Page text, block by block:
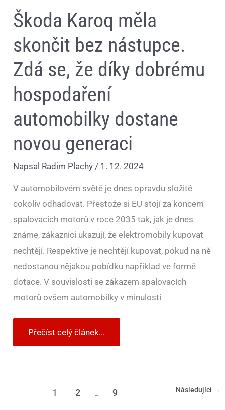
Škoda Karoq měla
skončit bez nástupce.
Zdá se, že díky dobrému
hospodaření
automobilky dostane
novou generaci
Napsal Radim Plachý/ 1. 12. 2024
V automobilovém světě je dnes opravdu složité
cokoliv odhadovat. Přestože si EU stojí za koncem
spalovacích motorů v roce 2035 tak, jak je dnes
známe, zákazníci ukazují, že elektromobily kupovat
nechtějí. Respektive je nechtějí kupovat, pokud na ně
nedostanou nějakou pobídku například ve formě
dotace. V souvislosti se zákazem spalovacích
motorů ovšem automobilky v minulosti
Přečíst celý článek...
1 2 … 9 Následující →